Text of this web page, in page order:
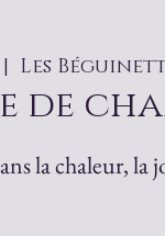
Les
de
la chaleur, la